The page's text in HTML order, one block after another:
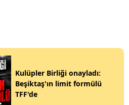
Kulüpler Birliği onayladı:
Beşiktaş'ın limit formülü
TFF'de